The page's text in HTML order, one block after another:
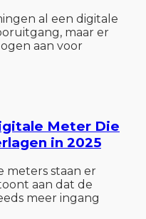
al een digitale
maar er
aan voor
Meter Die
in 2025
meters staan er
aan dat de
meer ingang